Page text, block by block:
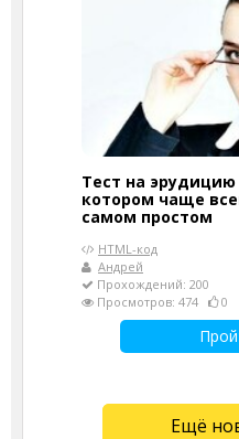
Тест на эрудицию
котором чаще
самом простом
HTML-код
Андрей
Прохождений: 200
Просмотров: 474
0
Ещё